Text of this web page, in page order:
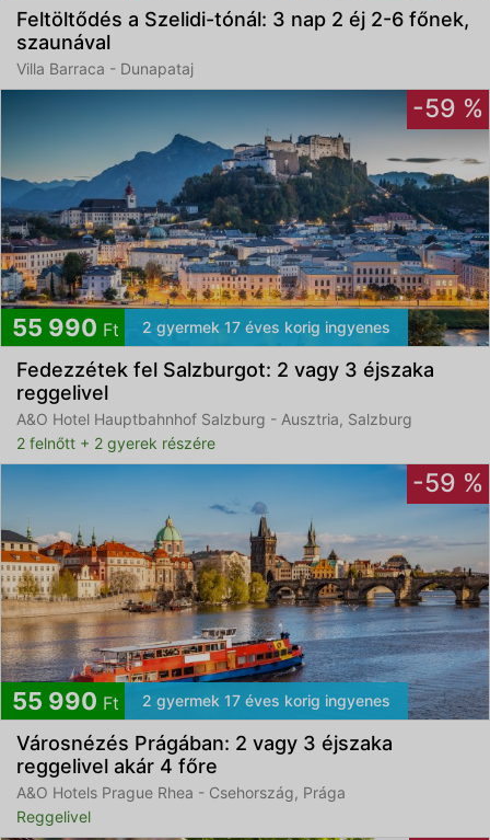
Feltöltődés a Szelidi-tónál: 3 nap 2 éj 2-6 főnek,
szaunával
Villa Barraca - Dunapataj
-59 %
55 990 Ft 2 gyermek 17 éves korig ingyenes
Fedezzétek fel Salzburgot: 2 vagy 3 éjszaka
reggelivel
A&O Hotel Hauptbahnhof Salzburg - Ausztria, Salzburg
2 felnőtt + 2 gyerek részére
-59 %
55 990 Ft 2 gyermek 17 éves korig ingyenes
Városnézés Prágában: 2 vagy 3 éjszaka
reggelivel akár 4 főre
A&O Hotels Prague Rhea - Csehország, Prága
Reggelivel